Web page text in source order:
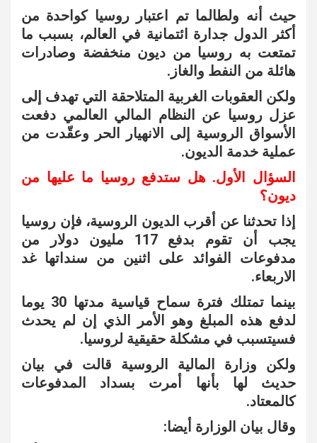
حيث أنه ولطالما تم اعتبار روسيا كواحدة من
أكثر الدول جدارة ائتمانية في العالم، بسبب ما
تمتعت به روسيا من ديون منخفضة وصادرات
هائلة من النفط والغاز.
ولكن العقوبات الغربية المتلاحقة التي تهدف إلى
عزل روسيا عن النظام المالي العالمي دفعت
الأسواق الروسية إلى الانهيار الحر وعقّدت من
عملية خدمة الديون.
السؤال الأول. هل ستدفع روسيا ما عليها من
ديون؟
إذا تحدثنا عن أقرب الديون الروسية، فإن روسيا
يجب أن تقوم بدفع 117 مليون دولار من
مدفوعات الفوائد على اثنين من سنداتها غد
الاربعاء.
بينما تمتلك فترة سماح قياسية مدتها 30 يوما
لدفع هذه المبلغ وهو الأمر الذي إن لم يحدث
فسيتسبب في مشكلة حقيقية لروسيا.
ولكن وزارة المالية الروسية قالت في بيان
حديث لها بأنها أمرت بسداد المدفوعات
كالمعتاد.
وقال بيان الوزارة أيضا: